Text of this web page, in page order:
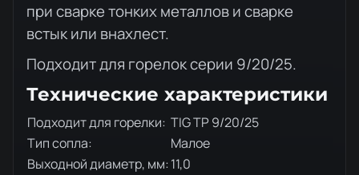
при сварке тонких металлов и сварке
встык или внахлест.
Подходит для горелок серии 9/20/25.
Технические характеристики
Подходит для горелки: TIG TP 9/20/25
Тип сопла:
Малое
Выходной диаметр, мм:11,0